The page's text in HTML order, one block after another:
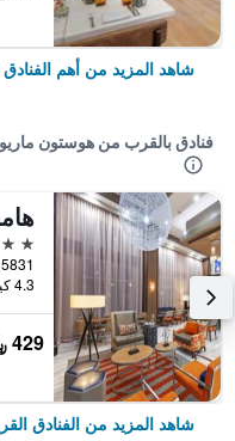
شاهد المزيد من أهم
فنادق بالقرب من هوستون
3 نجوم
4.3 كيلومتر عن وسط المدينة
429 ﷼
شاهد المزيد من الفنادق